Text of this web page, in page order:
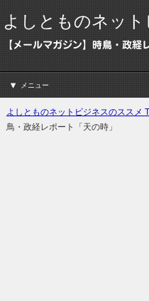
よしとものネッ
【メールマガジン】時鳥・政経
メニュー
よしとものネットビジネスのススメ
鳥・政経レポート「天の時」